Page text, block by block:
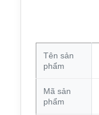
Tên sản
phẩm
Mã sản
phẩm